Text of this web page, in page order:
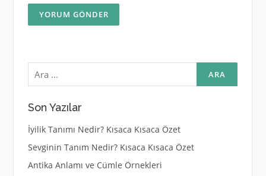
Arama:
Son Yazılar
İyilik Tanımı Nedir? Kısaca Kısaca Özet
Sevginin Tanım Nedir? Kısaca Kısaca Özet
Antika Anlamı ve Cümle Örnekleri